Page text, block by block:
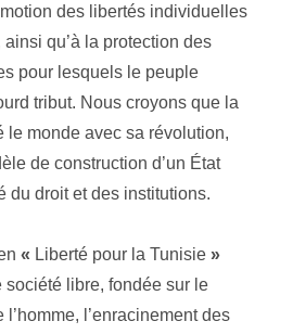
des libertés individuelles
qu’à la protection des
pour lesquels le peuple
tribut. Nous croyons que la
le monde avec sa révolution,
de construction d’un État
du droit et des institutions.
« Liberté pour la Tunisie »
société libre, fondée sur le
l’enracinement des